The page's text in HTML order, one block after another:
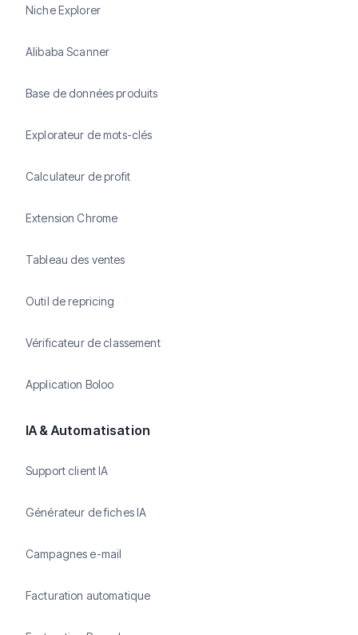
Niche Explorer
Alibaba Scanner
Base de données produits
Explorateur de mots-clés
Calculateur de profit
Extension Chrome
Tableau des ventes
Outil de repricing
Vérificateur de classement
Application Boloo
IA & Automatisation
Support client IA
Générateur de fiches IA
Campagnes e-mail
Facturation automatique